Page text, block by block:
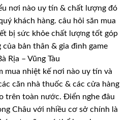
nơi nào uy tín & chất lượng đó
khách hàng. câu hỏi săn mua
bị sức khỏe chất lượng tốt góp
của bản thân & gia đình game
Rịa – Vũng Tàu
mua nhiệt kế nơi nào uy tín và
căn nhà thuốc & các cửa hàng
trên toàn nước. Điển nghe đâu
Châu với nhiều cơ sở chính là